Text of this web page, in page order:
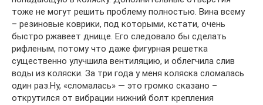
тоже не могут решить проблему полностью. Вина всему
– резиновые коврики, под которыми, кстати, очень
быстро ржавеет днище. Его следовало бы сделать
рифленым, потому что даже фигурная решетка
существенно улучшила вентиляцию, и облегчила слив
воды из коляски. За три года у меня коляска сломалась
один раз.Ну, «сломалась» — это громко сказано –
открутился от вибрации нижний болт крепления